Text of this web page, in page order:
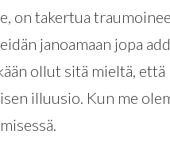
on takertua
janoamaan jopa
ollut sitä mieltä,
illuusio. Kun me